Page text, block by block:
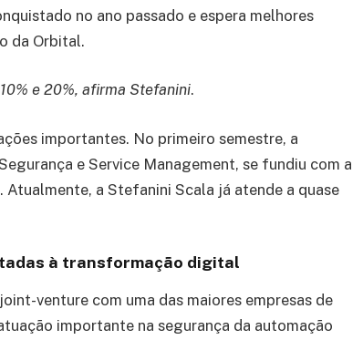
no ano passado e espera melhores
da Orbital.
e 20%, afirma Stefanini.
importantes. No primeiro semestre, a
e Service Management, se fundiu com a
a Stefanini Scala já atende a quase
à transformação digital
venture com uma das maiores empresas de
importante na segurança da automação